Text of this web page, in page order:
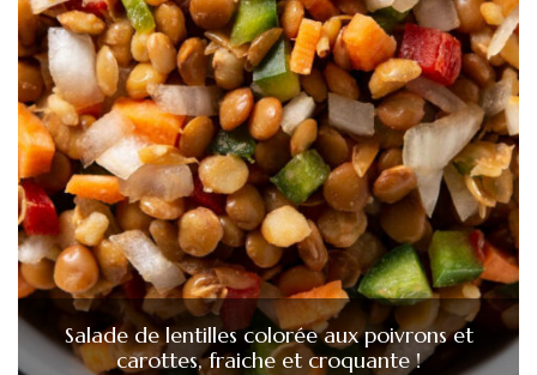
Salade de lentilles colorée aux poivrons et
carottes, fraiche et croquante !